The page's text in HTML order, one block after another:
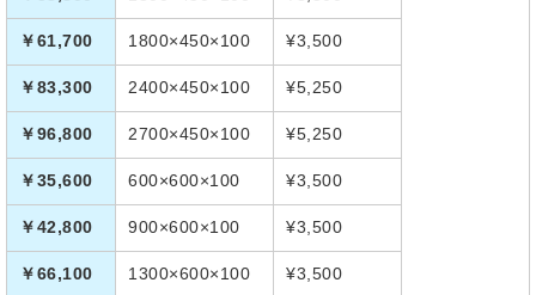
￥61,700 1800×450×100 ¥3,500
￥83,300 2400×450×100 ¥5,250
￥96,800 2700×450×100 ¥5,250
￥35,600 600×600×100 ¥3,500
￥42,800 900×600×100 ¥3,500
￥66,100 1300×600×100 ¥3,500